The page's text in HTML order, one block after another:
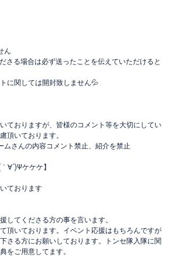
ん
さる場合は必ず送ったことを伝えていただけると
に関しては開封致しません💦
ておりますが、皆様のコメント等を大切にしてい
頂いております。
ムさんの内容コメント禁止、紹介を禁止
∀´)Ψケケケ】
ております
してくださる方の事を言います。
頂いております。イベント応援はもちろんですが
さる方にお願いしております。トンセ隊入隊に関
をご用意してます。